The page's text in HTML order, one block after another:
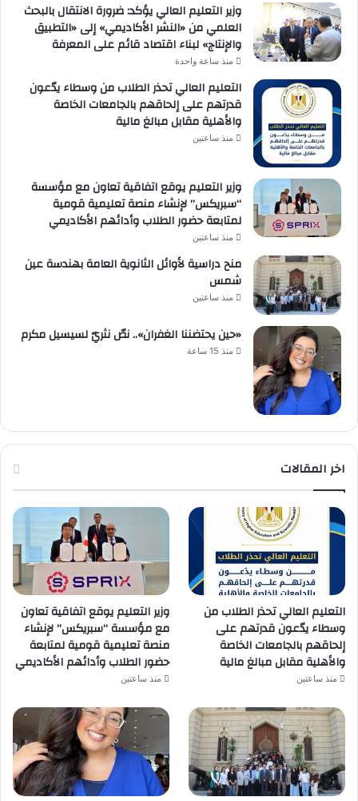
وزير التعليم العالي يؤكد: ضرورة الانتقال بالبحث
العلمي من «النشر الأكاديمي» إلى «التطبيق
والإنتاج» لبناء اقتصاد قائم على المعرفة
منذ ساعة واحدة
التعليم العالي تحذر الطلاب من وسطاء يدّعون
قدرتهم على إلحاقهم بالجامعات الخاصة
والأهلية مقابل مبالغ مالية
منذ ساعتين
وزير التعليم يوقع اتفاقية تعاون مع مؤسسة
“سبريكس” لإنشاء منصة تعليمية قومية
لمتابعة حضور الطلاب وأدائهم الأكاديمي
منذ ساعتين
منح دراسية لأوائل الثانوية العامة بهندسة عين
شمس
منذ ساعتين
«حين يحتضننا الغفران».. نصّ نثريّ لسيسيل مكرم
منذ 15 ساعة
اخر المقالات
التعليم العالي تحذر الطلاب من
وسطاء يدّعون قدرتهم على
إلحاقهم بالجامعات الخاصة
والأهلية مقابل مبالغ مالية
منذ ساعتين
وزير التعليم يوقع اتفاقية تعاون
مع مؤسسة “سبريكس” لإنشاء
منصة تعليمية قومية لمتابعة
حضور الطلاب وأدائهم الأكاديمي
منذ ساعتين